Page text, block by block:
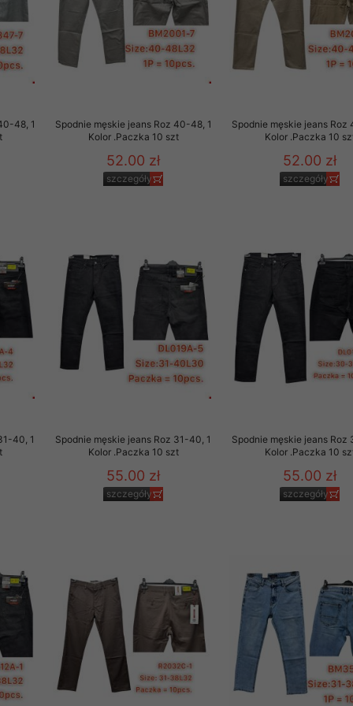
48, 1
Spodnie męskie jeans Roz 40-48, 1
Kolor .Paczka 10 szt
52.00 zł
szczegóły
Spodnie męskie jeans Roz
Kolor .Paczka 10
52.00 zł
szczegóły
40, 1
Spodnie męskie jeans Roz 31-40, 1
Kolor .Paczka 10 szt
55.00 zł
szczegóły
Spodnie męskie jeans Roz
Kolor .Paczka 10
55.00 zł
szczegóły
przez OMEZ
oraz usunięcia
zautomatyzowanemu
Twoich
osobowych.
udzielonego przez
29 sierpnia 1997 r. o
przechowujemy na
jedynie uprawnieni
swoich danych w celu
osobom trzecim,
naszej oferty do
internetowej
tych plików
na komputerze